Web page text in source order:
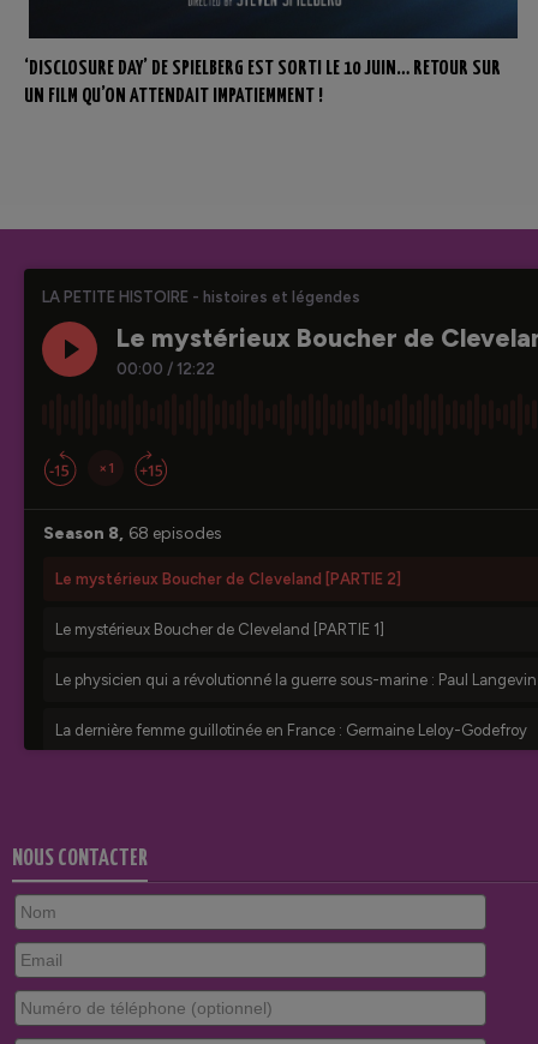
‘DISCLOSURE DAY’ DE SPIELBERG EST SORTI LE 10 JUIN… RETOUR SUR
UN FILM QU’ON ATTENDAIT IMPATIEMMENT !
NOUS CONTACTER